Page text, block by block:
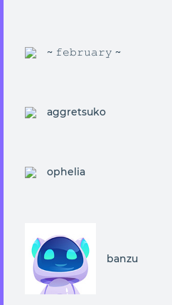
~ 𝚏𝚎𝚋𝚛𝚞𝚊𝚛𝚢 ~
aggretsuko
ophelia
banzu